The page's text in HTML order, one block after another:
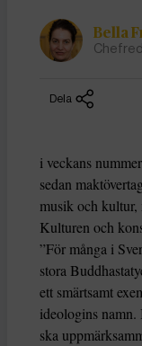
Bella
Dela
i veckans
sedan
musik och kultur,
Kulturen och
”För många i
stora
ett smärtsamt
ideologins namn.
ska